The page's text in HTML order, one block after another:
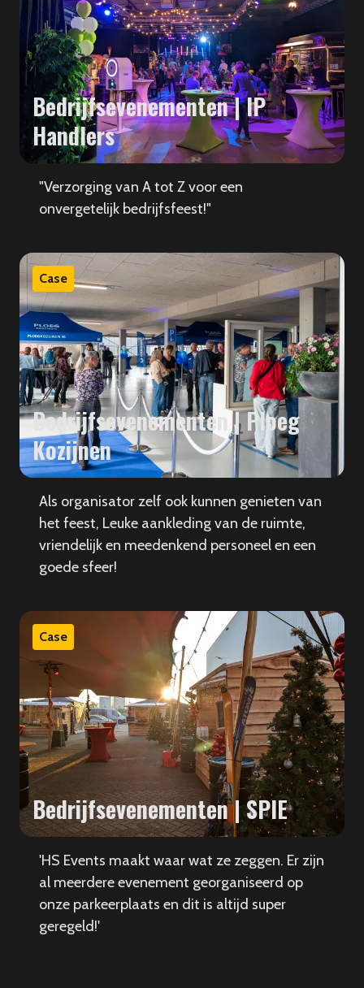
Bedrijfsevenementen | IP
Handlers
"Verzorging van A tot Z voor een
onvergetelijk bedrijfsfeest!"
Case
Bedrijfsevenementen | Ploeg
Kozijnen
Als organisator zelf ook kunnen genieten van
het feest, Leuke aankleding van de ruimte,
vriendelijk en meedenkend personeel en een
goede sfeer!
Case
Bedrijfsevenementen | SPIE
'HS Events maakt waar wat ze zeggen. Er zijn
al meerdere evenement georganiseerd op
onze parkeerplaats en dit is altijd super
geregeld!'